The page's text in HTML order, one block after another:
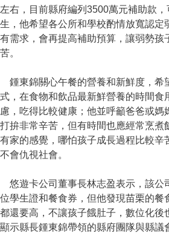
左右，目前縣府編列3500萬元補助款
生，他希望各公所和學校酌情放寬認定
有需求，會再提高補助預算，讓弱勢孩
苦。
鍾東錦關心午餐的營養和新鮮度，希
式，在食物和飲品最新鮮營養的時間食
慮，吃得比較健康；他並呼籲爸爸或媽
打拚非常辛苦，但有時間也應經常烹煮
有家的感覺，哪怕孩子成長過程比較辛
不會仇視社會。
悠遊卡公司董事長林志盈表示，該公
位學生證和餐食券，但他發現苗栗的餐
都還要高，不讓孩子餓肚子，數位化後
顯示縣長鍾東錦帶領的縣府團隊與縣議